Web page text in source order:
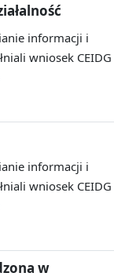
informacji i
wniosek CEIDG
informacji i
wniosek CEIDG
w